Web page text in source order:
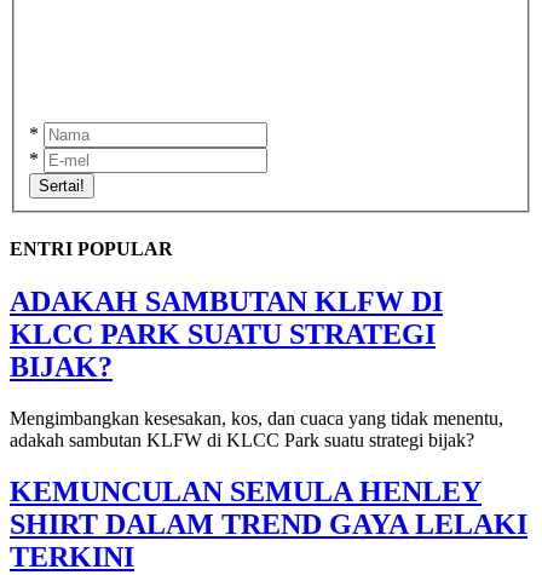
*
*
Sertai!
ENTRI POPULAR
ADAKAH SAMBUTAN KLFW DI
KLCC PARK SUATU STRATEGI
BIJAK?
Mengimbangkan kesesakan, kos, dan cuaca yang tidak menentu,
adakah sambutan KLFW di KLCC Park suatu strategi bijak?
KEMUNCULAN SEMULA HENLEY
SHIRT DALAM TREND GAYA LELAKI
TERKINI